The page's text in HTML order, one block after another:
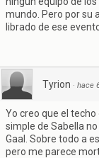
mundo. Pero por su
librado de ese
Tyrion · hace
Yo creo que el
simple de Sabella
Gaal. Sobre todo a
pero me parece